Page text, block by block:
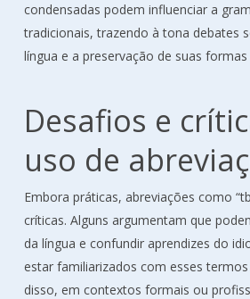
condensadas podem influenciar a
tradicionais, trazendo à tona debates
língua e a preservação de suas formas
Desafios e
uso de
Embora práticas, abreviações como
críticas. Alguns argumentam que
da língua e confundir aprendizes do
estar familiarizados com esses
disso, em contextos formais ou